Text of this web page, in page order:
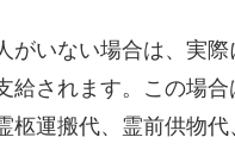
がいない場合は、実
給されます。この場
柩運搬代、霊前供物